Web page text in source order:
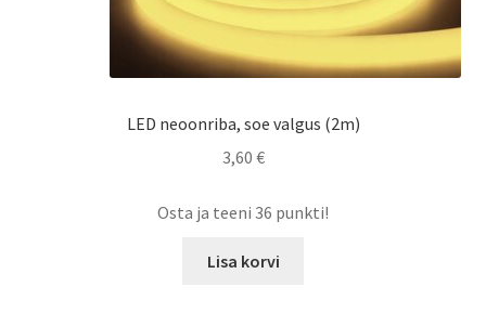
LED neoonriba, soe valgus (2m)
3,60 €
Osta ja teeni 36 punkti!
Lisa korvi